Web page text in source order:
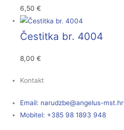
6,50€
Čestitka br. 4004
8,00€
Kontakt
Email: rh.tsm-sulegna
@ebzduran
Mobitel: +385 98 1893 948